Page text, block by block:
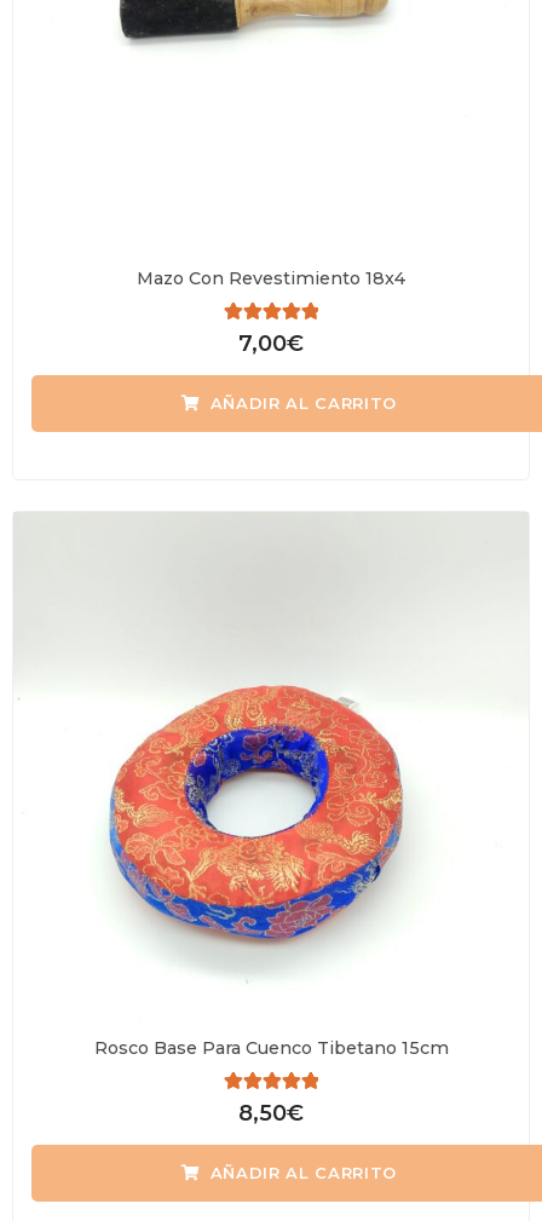
Mazo Con Revestimiento 18x4
Valorado
con
5
7,00€
AÑADIR AL CARRITO
Rosco Base Para Cuenco Tibetano 15cm
Valorado
con
5
8,50€
AÑADIR AL CARRITO